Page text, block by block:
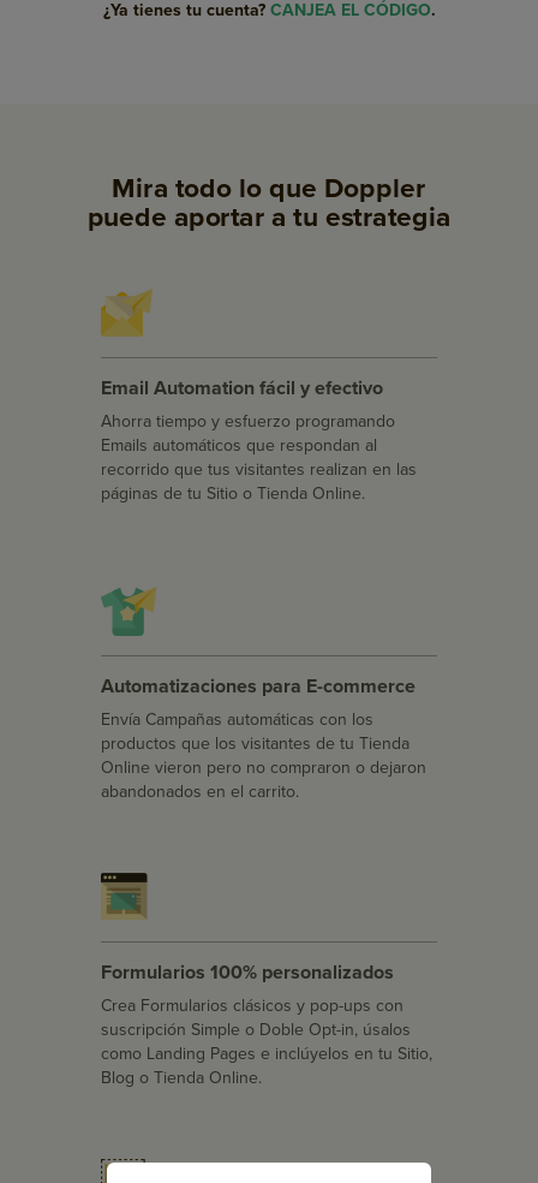
¿Ya tienes tu cuenta? CANJEA EL CÓDIGO.
Mira todo lo que Doppler
puede aportar a tu estrategia
Email Automation fácil y efectivo
Ahorra tiempo y esfuerzo programando
Emails automáticos que respondan al
recorrido que tus visitantes realizan en las
páginas de tu Sitio o Tienda Online.
Automatizaciones para E-commerce
Envía Campañas automáticas con los
productos que los visitantes de tu Tienda
Online vieron pero no compraron o dejaron
abandonados en el carrito.
Formularios 100% personalizados
Crea Formularios clásicos y pop-ups con
suscripción Simple o Doble Opt-in, úsalos
como Landing Pages e inclúyelos en tu Sitio,
Blog o Tienda Online.